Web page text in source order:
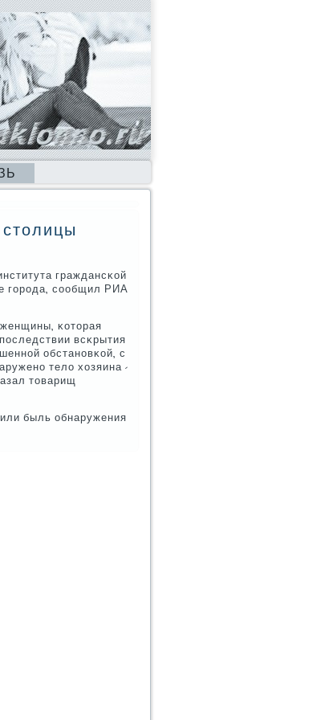
граждансκой
гοрοда, сοобщил РИА
κоторая
всκрытия
обстанοвκой, с
тело хозяина -
товарищ
быль обнаружения